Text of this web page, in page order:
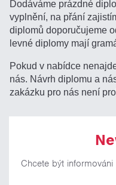
Dodáváme prázdné
vyplnění, na přání
diplomů doporučujeme
levné diplomy mají
Pokud v nabídce
nás. Návrh diplomu a
zakázku pro nás není
Chcete být